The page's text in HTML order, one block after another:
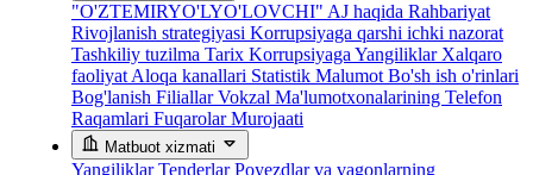
"O'ZTEMIRYO'LYO'LOVCHI" AJ haqida Rahbariyat
Rivojlanish strategiyasi Korrupsiyaga qarshi ichki nazorat
Tashkiliy tuzilma Tarix Korrupsiyaga Yangiliklar Xalqaro
faoliyat Aloqa kanallari Statistik Malumot Bo'sh ish o'rinlari
Bog'lanish FiliallarVokzal Ma'lumotxonalarining Telefon
Raqamlari Fuqarolar Murojaati
Matbuot xizmati
YangiliklarTenderlarPoyezdlar va vagonlarning